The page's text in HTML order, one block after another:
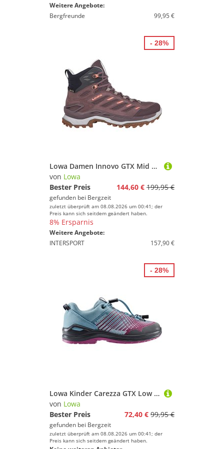
Weitere Angebote:
Bergfreunde
99,95 €
Lowa Damen Innovo GTX Mid Schuhe
von Lowa
Bester Preis
144,60 € 199,95 €
gefunden bei Bergzeit
zuletzt überprüft am 08.08.2026 um 00:41; der
Preis kann sich seitdem geändert haben.
8% Ersparnis
Weitere Angebote:
INTERSPORT
157,90 €
- 28%
Lowa Kinder Carezza GTX Low Schuhe
von Lowa
Bester Preis
72,40 € 99,95 €
gefunden bei Bergzeit
zuletzt überprüft am 08.08.2026 um 00:41; der
Preis kann sich seitdem geändert haben.
- 28%